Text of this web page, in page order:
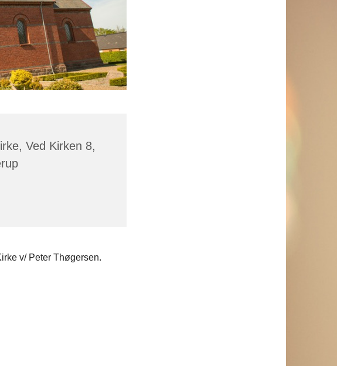
Ved Kirken 8,
v/ Peter Thøgersen.